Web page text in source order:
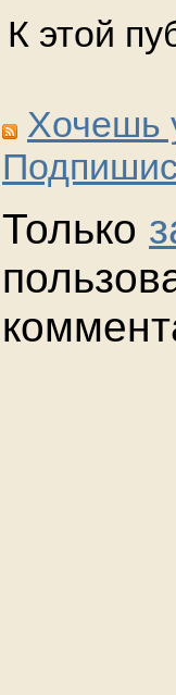
К этой
Хочешь
Только